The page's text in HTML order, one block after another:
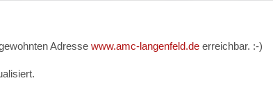
Adresse www.amc-langenfeld.de erreichbar. :-)